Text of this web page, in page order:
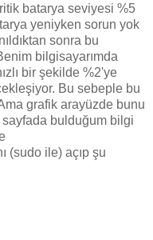
batarya seviyesi %5
yeniyken sorun yok
sonra bu
bilgisayarımda
bir şekilde %2'ye
Bu sebeple bu
grafik arayüzde bunu
sayfada bulduğum bilgi
(sudo ile) açıp şu